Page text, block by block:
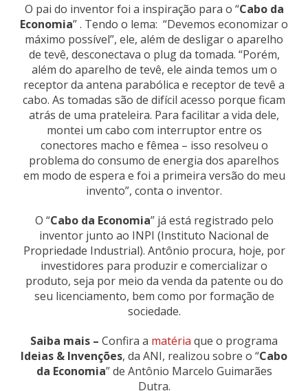
O pai do inventor foi a inspiração para o “Cabo da
Economia” . Tendo o lema: “Devemos economizar o
máximo possível”, ele, além de desligar o aparelho
de tevê, desconectava o plug da tomada. “Porém,
além do aparelho de tevê, ele ainda temos um o
receptor da antena parabólica e receptor de tevê a
cabo. As tomadas são de difícil acesso porque ficam
atrás de uma prateleira. Para facilitar a vida dele,
montei um cabo com interruptor entre os
conectores macho e fêmea – isso resolveu o
problema do consumo de energia dos aparelhos
em modo de espera e foi a primeira versão do meu
invento”, conta o inventor.
O “Cabo da Economia” já está registrado pelo
inventor junto ao INPI (Instituto Nacional de
Propriedade Industrial). Antônio procura, hoje, por
investidores para produzir e comercializar o
produto, seja por meio da venda da patente ou do
seu licenciamento, bem como por formação de
sociedade.
Saiba mais – Confira a matéria que o programa
Ideias & Invenções, da ANI, realizou sobre o “Cabo
da Economia” de Antônio Marcelo Guimarães
Dutra.